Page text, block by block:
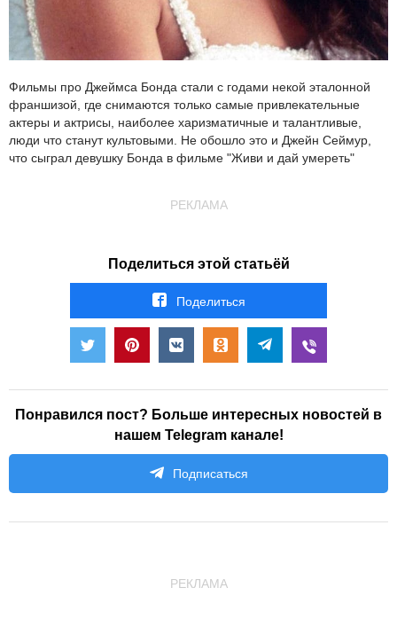
Фильмы про Джеймса Бонда стали с годами некой эталонной
франшизой, где снимаются только самые привлекательные
актеры и актрисы, наиболее харизматичные и талантливые,
люди что станут культовыми. Не обошло это и Джейн Сеймур,
что сыграл девушку Бонда в фильме "Живи и дай умереть"
РЕКЛАМА
Поделиться этой статьёй
Поделиться
Понравился пост? Больше интересных новостей в
нашем Telegram канале!
Подписаться
РЕКЛАМА